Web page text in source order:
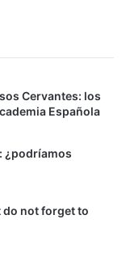
Cervantes: los
Española
¿podríamos
do not forget to